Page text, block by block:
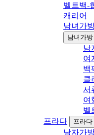
벨트백-
캐리어
남녀가
남녀가
남
여
백
클
서
여
벨
프라다
프라
남자가